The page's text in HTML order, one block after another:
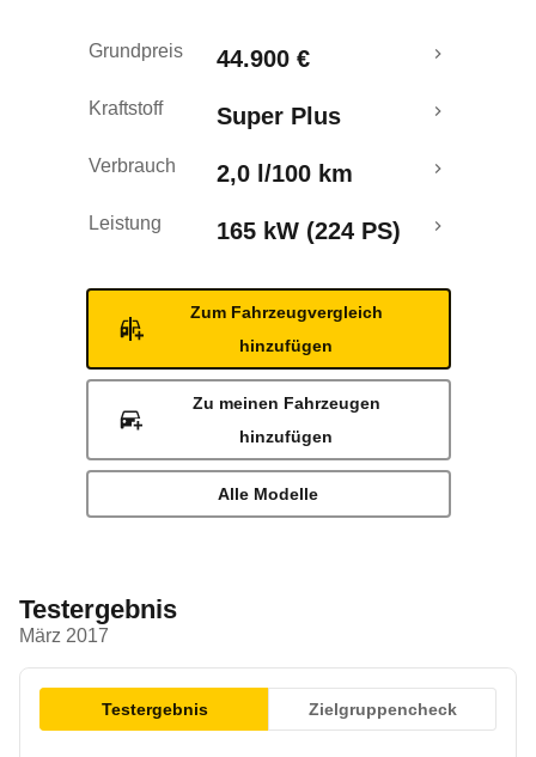
Crashtest
Grundpreis 44.900 €
Kraftstoff Super Plus
Verbrauch 2,0 l/100 km
Leistung 165 kW (224 PS)
Zum Fahrzeugvergleich
hinzufügen
Zu meinen Fahrzeugen
hinzufügen
Alle Modelle
Testergebnis
März 2017
Testergebnis Zielgruppencheck